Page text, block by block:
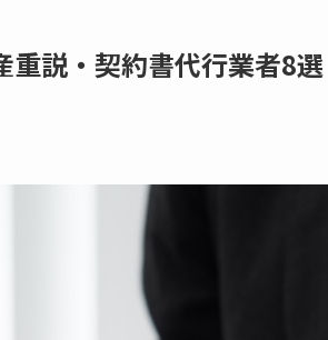
重説・契約書代行業者8選